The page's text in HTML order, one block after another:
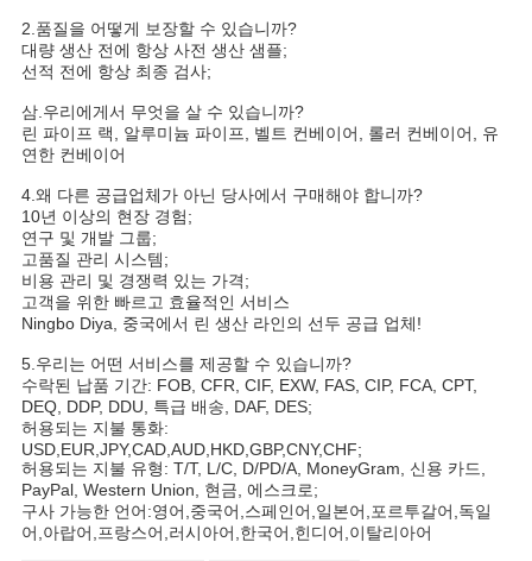
2. 품질을 어떻게 보장할 수 있습니까?
대량 생산 전에 항상 사전 생산 샘플;
선적 전에 항상 최종 검사;
삼. 우리에게서 무엇을 살 수 있습니까?
린 파이프 랙, 알루미늄 파이프, 벨트 컨베이어, 롤러 컨베이어, 유
연한 컨베이어
4. 왜 다른 공급업체가 아닌 당사에서 구매해야 합니까?
10년 이상의 현장 경험;
연구 및 개발 그룹;
고품질 관리 시스템;
비용 관리 및 경쟁력 있는 가격;
고객을 위한 빠르고 효율적인 서비스
Ningbo Diya, 중국에서 린 생산 라인의 선두 공급 업체!
5. 우리는 어떤 서비스를 제공할 수 있습니까?
수락된 납품 기간: FOB, CFR, CIF, EXW, FAS, CIP, FCA, CPT,
DEQ, DDP, DDU, 특급 배송, DAF, DES;
허용되는 지불 통화:
USD,EUR,JPY,CAD,AUD,HKD,GBP,CNY,CHF;
허용되는 지불 유형: T/T, L/C, D/PD/A, MoneyGram, 신용 카드,
PayPal, Western Union, 현금, 에스크로;
구사 가능한 언어:영어,중국어,스페인어,일본어,포르투갈어,독일
어,아랍어,프랑스어,러시아어,한국어,힌디어,이탈리아어